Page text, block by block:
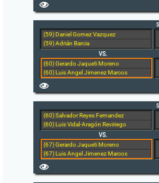
(59) Daniel Gomez Vazquez
(59) Adrián Barcia
(60) Gerardo Jaqueti Moreno
(60) Luis Angel Jimenez Marcos
(60) Salvador Reyes Fernandez
(60) Luis Vidal-Aragón Reviriego
(67) Gerardo Jaqueti Moreno
(67) Luis Angel Jimenez Marcos